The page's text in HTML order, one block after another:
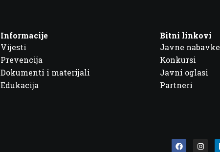
Informacije
Vijesti
Prevencija
Dokumenti i materijali
Edukacija
Bitni linkovi
Javne nabavke
Konkursi
Javni oglasi
Partneri